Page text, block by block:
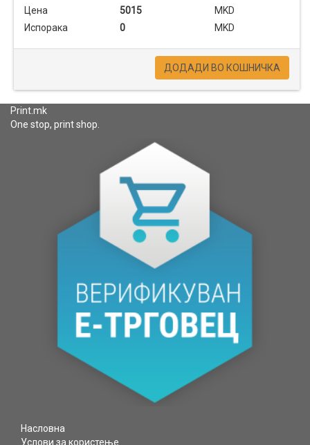
Цена
5015
MKD
Испорака
0 MKD
ДОДАДИ ВО КОШНИЧКА
Print.mk
One stop, print shop.
Насловна
Услови за користење